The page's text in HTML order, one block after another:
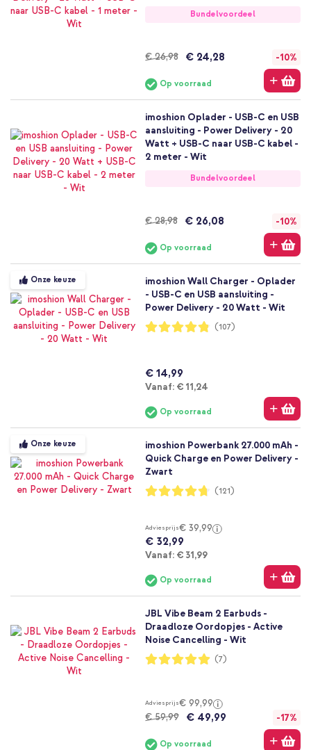
Bundelvoordeel
€ 26,98 € 24,28 -10%
Op voorraad
Bundelvoordeel
imoshion Oplader - USB-C en USB
aansluiting - Power Delivery - 20
Watt + USB-C naar USB-C kabel -
2 meter - Wit
€ 28,98 € 26,08 -10%
Op voorraad
Onze keuze
imoshion Wall Charger - Oplader
- USB-C en USB aansluiting -
Power Delivery - 20 Watt - Wit
Waardering:
96%
(107)
€ 14,99
Vanaf: Vanaf
€ 11,24
Op voorraad
Onze keuze
imoshion Powerbank 27.000 mAh -
Quick Charge en Power Delivery -
Zwart
Waardering:
94%
(121)
Adviesprijs€ 39,99
€ 32,99
Vanaf: Vanaf
€ 31,99
Op voorraad
JBL Vibe Beam 2 Earbuds -
Draadloze Oordopjes - Active
Noise Cancelling - Wit
Waardering:
100%
(7)
Adviesprijs€ 99,99
€ 59,99
€ 49,99 -17%
Op voorraad